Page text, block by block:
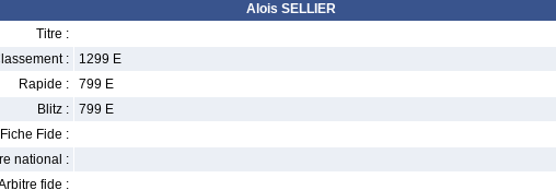
Alois SELLIER
Titre :
:
1299 E
Rapide :
799 E
Blitz :
799 E
Fiche Fide :
national :
fide :